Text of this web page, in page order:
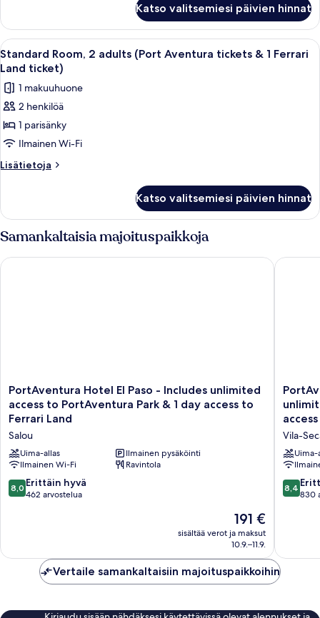
&
Ferrari
Land
ticket)
kuvat
1
adult
(Port
Aventura
&
Land
ticket)
Katso valitsemiesi päivien hinnat
Avaa
kaikki
huonetyypin
Standard
Room,
2
adults
(Port
&
Ferrari
Land
Hotellihuone, jossa on kaksi sänkyä,
6
Standard Room, 2 adults (Port Aventura tickets & 1 Ferrari
Land ticket)
1 makuuhuone
2 henkilöä
1 parisänky
Ilmainen Wi-Fi
Lisätietoja
Lisätietoja
2
(Port
tickets
Katso valitsemiesi päivien hinnat
Samankaltaisia majoituspaikkoja
PortAventura
Hotel
El
Paso
-
Includes
unlimited
access
to
day
PortAventura Hotel El Paso - Includes unlimited
access to PortAventura Park & 1 day access to
Ferrari Land
Salou
Uima-allas
Ilmainen pysäköinti
Ilmainen Wi-Fi
Ravintola
8.0
kautta
arvostelua
8,0 Erittäin hyvä
462 arvostelua
Hinta
on
191 €
191 €
sisältää verot ja maksut
10.9.–11.9.
PortAventura Hotel El Paso - Includes unlimited access to
Hotel
Gold
River
-
Includes
access
to
day
Vila-
Uima-
8.4
kautta
8,4
830
Vertaile samankaltaisiin majoituspaikkoihin